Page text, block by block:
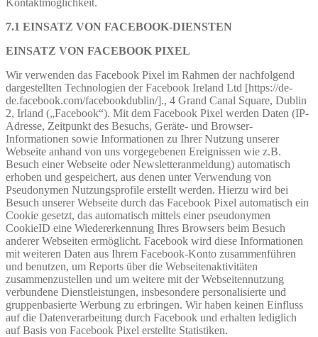
7.1 EINSATZ VON FACEBOOK-DIENSTEN
EINSATZ VON FACEBOOK PIXEL
Wir verwenden das Facebook Pixel im Rahmen der nachfolgend
dargestellten Technologien der Facebook Ireland Ltd [https://de-
de.facebook.com/facebookdublin/]., 4 Grand Canal Square, Dublin
2, Irland („Facebook“). Mit dem Facebook Pixel werden Daten (IP-
Adresse, Zeitpunkt des Besuchs, Geräte- und Browser-
Informationen sowie Informationen zu Ihrer Nutzung unserer
Webseite anhand von uns vorgegebenen Ereignissen wie z.B.
Besuch einer Webseite oder Newsletteranmeldung) automatisch
erhoben und gespeichert, aus denen unter Verwendung von
Pseudonymen Nutzungsprofile erstellt werden. Hierzu wird bei
Besuch unserer Webseite durch das Facebook Pixel automatisch ein
Cookie gesetzt, das automatisch mittels einer pseudonymen
CookieID eine Wiedererkennung Ihres Browsers beim Besuch
anderer Webseiten ermöglicht. Facebook wird diese Informationen
mit weiteren Daten aus Ihrem Facebook-Konto zusammenführen
und benutzen, um Reports über die Webseitenaktivitäten
zusammenzustellen und um weitere mit der Webseitennutzung
verbundene Dienstleistungen, insbesondere personalisierte und
gruppenbasierte Werbung zu erbringen. Wir haben keinen Einfluss
auf die Datenverarbeitung durch Facebook und erhalten lediglich
auf Basis von Facebook Pixel erstellte Statistiken.